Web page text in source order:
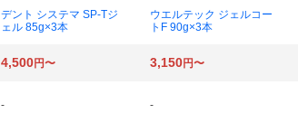
デント システマ SP-Tジ
ェル 85g×3本
ウエルテック ジェルコー
トF 90g×3本
4,500円〜 3,150円〜
- -